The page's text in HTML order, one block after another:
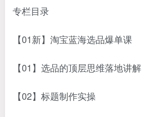
专栏目录
【01新】淘宝蓝海选品爆单课
【01】选品的顶层思维落地讲解
【02】标题制作实操